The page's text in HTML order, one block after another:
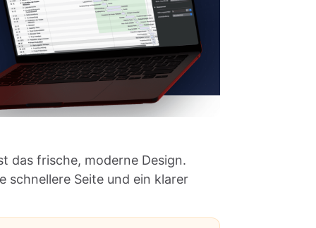
das frische, moderne Design.
schnellere Seite und ein klarer